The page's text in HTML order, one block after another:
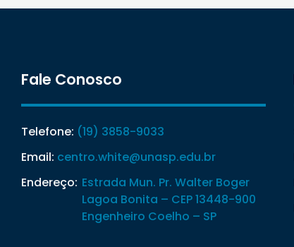
Fale Conosco
Telefone: (19) 3858-9033
Email: centro.white@unasp.edu.br
Endereço: Estrada Mun. Pr. Walter Boger
Lagoa Bonita – CEP 13448-900
Engenheiro Coelho – SP